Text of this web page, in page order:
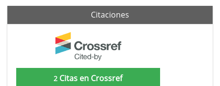
Citaciones
2 Citas en Crossref